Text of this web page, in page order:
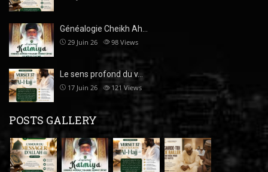
Généalogie Cheikh Ah…
29 Juin 26 98 Views
Le sens profond du v…
17 Juin 26 121 Views
POSTS GALLERY